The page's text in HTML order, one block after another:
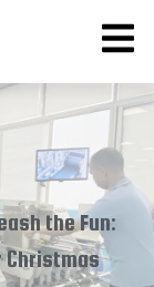
the Fun:
Christmas